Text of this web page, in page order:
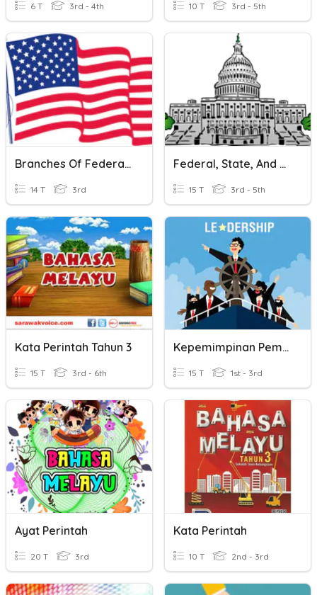
6 T 3rd - 4th 10 T 3rd - 5th
Branches Of Federal Government
14 T 3rd
Federal, State, And Local Government (Florida)
15 T 3rd - 5th
Kata Perintah Tahun 3
15 T 3rd - 6th
Kepemimpinan Pemerintahan
15 T 1st - 3rd
Ayat Perintah
20 T 3rd
Kata Perintah
10 T 2nd - 3rd